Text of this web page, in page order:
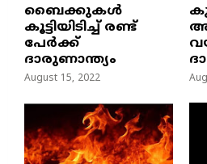
ബൈക്കുകൾ
കൂട്ടിയിടിച്ച് രണ്ട്
പേർക്ക്
ദാരുണാന്ത്യം
August 15, 2022